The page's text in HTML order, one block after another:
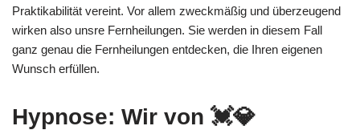
Praktikabilität vereint. Vor allem zweckmäßig und überzeugend
wirken also unsre Fernheilungen. Sie werden in diesem Fall
ganz genau die Fernheilungen entdecken, die Ihren eigenen
Wunsch erfüllen.
Hypnose: Wir von 💓️💎